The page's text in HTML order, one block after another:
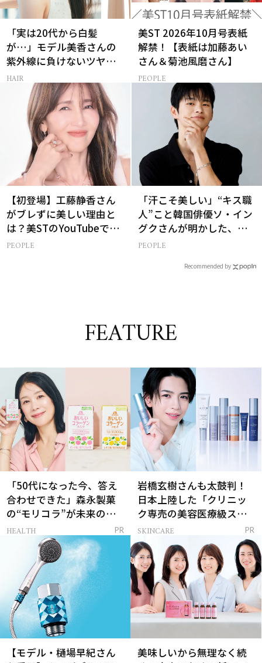
「実は20代から白髪
が…」モデル美香さんの
紫外線に負けないツヤ美
髪ケア
HAIR
美ST 2026年10月号表紙
解禁！【表紙は加藤あい
さん＆菊池風磨さん】
PEOPLE
【初登場】工藤静香さん
がブレずに美しい理由と
は？美STのYouTubeでは
ALL私物の「ポーチの中
PEOPLE
「汗こそ美しい」“キス職
人”こと韓国俳優ソ・イン
グクさんが明かした、惹
かれる人の条件とは
PEOPLE
Recommended by
FEATURE
「50代になった今、答え
合わせできた」森永製菓
の“モリコラ”が未来のキ
レイを連れてくる！
HEALTH PR
岩橋玄樹さんも太鼓判！
日本上陸した「クリニッ
ク専売の美容医療級スキ
ンケア」
SKINCARE PR
【モデル・樋場早紀さん
美味しいから無理なく続